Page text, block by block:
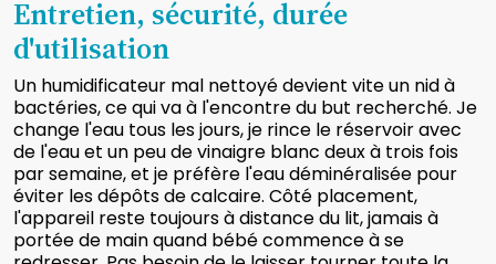
Entretien, sécurité, durée
d'utilisation
Un humidificateur mal nettoyé devient vite un nid à
bactéries, ce qui va à l'encontre du but recherché. Je
change l'eau tous les jours, je rince le réservoir avec
de l'eau et un peu de vinaigre blanc deux à trois fois
par semaine, et je préfère l'eau déminéralisée pour
éviter les dépôts de calcaire. Côté placement,
l'appareil reste toujours à distance du lit, jamais à
portée de main quand bébé commence à se